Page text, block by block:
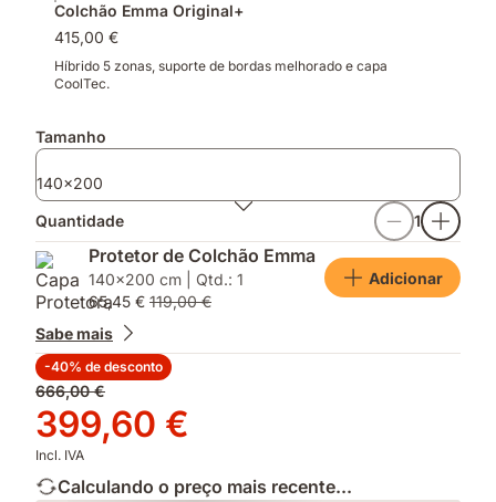
Colchão Emma Original+
415,00 €
Híbrido 5 zonas, suporte de bordas melhorado e capa
CoolTec.
Tamanho
140x200
Quantidade
1
Protetor de Colchão Emma
140x200 cm | Qtd.: 1
65,45 € 119,00 €
Adicionar
Sabe mais
-40% de desconto
Preço
original
666,00 €
666,00 €
Preço
399,60 €
399,60 €
Incl. IVA
Calculando o preço mais recente...